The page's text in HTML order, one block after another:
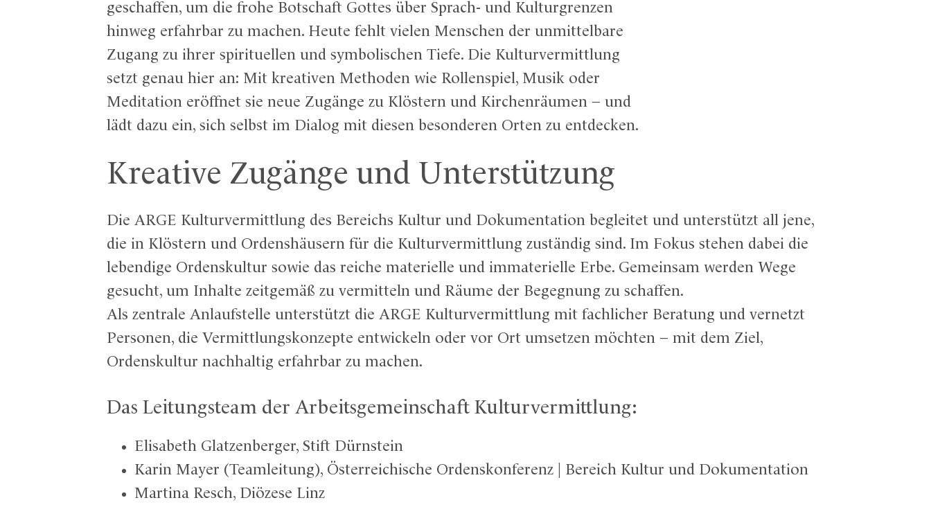
geschaffen, um die frohe Botschaft Gottes über Sprach- und Kulturgrenzen
hinweg erfahrbar zu machen. Heute fehlt vielen Menschen der unmittelbare
Zugang zu ihrer spirituellen und symbolischen Tiefe. Die Kulturvermittlung
setzt genau hier an: Mit kreativen Methoden wie Rollenspiel, Musik oder
Meditation eröffnet sie neue Zugänge zu Klöstern und Kirchenräumen – und
lädt dazu ein, sich selbst im Dialog mit diesen besonderen Orten zu entdecken.
Kreative Zugänge und Unterstützung
Die ARGE Kulturvermittlung des Bereichs Kultur und Dokumentation begleitet und unterstützt all jene,
die in Klöstern und Ordenshäusern für die Kulturvermittlung zuständig sind. Im Fokus stehen dabei die
lebendige Ordenskultur sowie das reiche materielle und immaterielle Erbe. Gemeinsam werden Wege
gesucht, um Inhalte zeitgemäß zu vermitteln und Räume der Begegnung zu schaffen.
Als zentrale Anlaufstelle unterstützt die ARGE Kulturvermittlung mit fachlicher Beratung und vernetzt
Personen, die Vermittlungskonzepte entwickeln oder vor Ort umsetzen möchten – mit dem Ziel,
Ordenskultur nachhaltig erfahrbar zu machen.
Das Leitungsteam der Arbeitsgemeinschaft Kulturvermittlung:
Elisabeth Glatzenberger, Stift Dürnstein
Karin Mayer (Teamleitung), Österreichische Ordenskonferenz | Bereich Kultur und Dokumentation
Martina Resch, Diözese Linz